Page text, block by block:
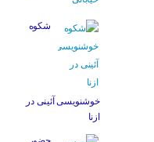
شکوه
خوشنویسی آئینی در
ازنا